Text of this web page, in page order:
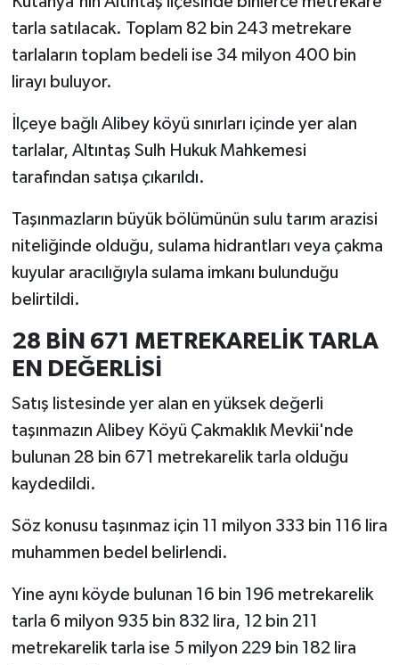
tarla satılacak. Toplam 82 bin 243 metrekare
tarlaların toplam bedeli ise 34 milyon 400 bin
lirayı buluyor.
İlçeye bağlı Alibey köyü sınırları içinde yer alan
tarlalar, Altıntaş Sulh Hukuk Mahkemesi
tarafından satışa çıkarıldı.
Taşınmazların büyük bölümünün sulu tarım arazisi
niteliğinde olduğu, sulama hidrantları veya çakma
kuyular aracılığıyla sulama imkanı bulunduğu
belirtildi.
28 BİN 671 METREKARELİK TARLA
EN DEĞERLİSİ
Satış listesinde yer alan en yüksek değerli
taşınmazın Alibey Köyü Çakmaklık Mevkii'nde
bulunan 28 bin 671 metrekarelik tarla olduğu
kaydedildi.
Söz konusu taşınmaz için 11 milyon 333 bin 116 lira
muhammen bedel belirlendi.
Yine aynı köyde bulunan 16 bin 196 metrekarelik
tarla 6 milyon 935 bin 832 lira, 12 bin 211
metrekarelik tarla ise 5 milyon 229 bin 182 lira
Köşe Yazıları
Kültür Sanat
Kütahya
Magazin
Otomobil
Politika
Resmi İlan
Rüya Tabirleri
Simav
Siyaset